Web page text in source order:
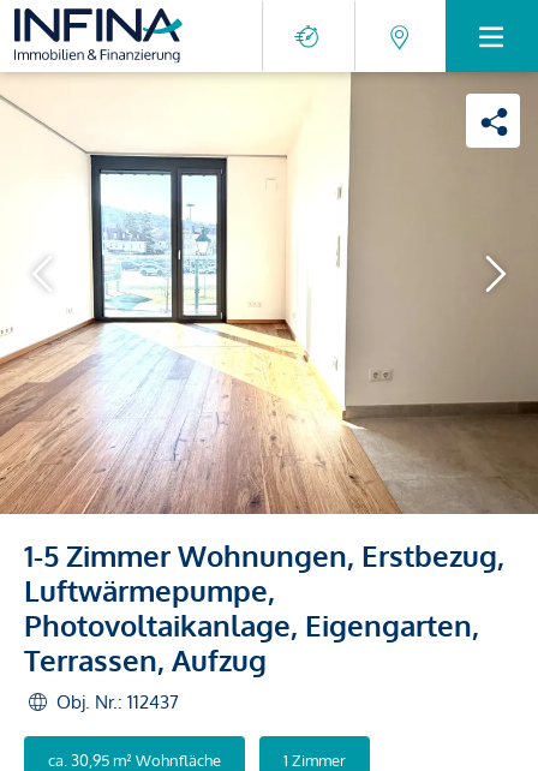
1-5 Zimmer Wohnungen, Erstbezug,
Luftwärmepumpe,
Photovoltaikanlage, Eigengarten,
Terrassen, Aufzug
Obj. Nr.: 112437
ca. 30,95 m² Wohnfläche 1 Zimmer